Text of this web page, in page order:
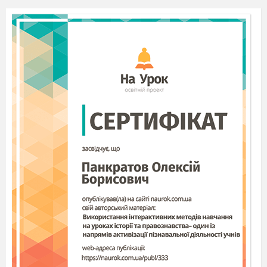
В голкошкірі, нарвал
Г губки, косатка
Назвіть закон, відповідно якому кожен
чинник позитивно впливає на
життєдіяльність організмів лише в
певних межах:
А
Закон обмежувального чинника
Б Закон толерантності
В Закон оптимуму
Г Закон взаємокомпенсації екологічних
чинників
Якщо два види зі схожими екологічними
потребами не можуть тривалий час
співіснувати в одній екологічній ніші.
Один вид завжди матиме перевагу, що
призведе до витіснення іншого. Це
пояснює:
А Закон толерантності
Б Закон екологічної піраміди
В Закон внутрішньої динамічної рівноваги